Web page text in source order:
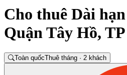
Cho thuê Dài
Quận Tây Hồ,
Toàn quốcThuê tháng · 2 khách